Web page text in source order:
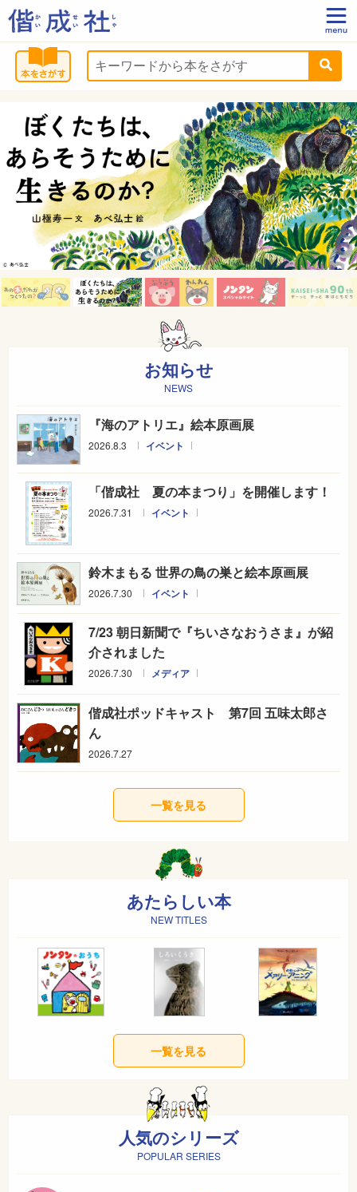
お知らせ
NEWS
『海のアトリエ』絵本原画展
2026.8.3 イベント
「偕成社 夏の本まつり」を開催します！
2026.7.31 イベント
鈴木まもる 世界の鳥の巣と絵本原画展
2026.7.30 イベント
7/23 朝日新聞で『ちいさなおうさま』が紹
介されました
2026.7.30 メディア
偕成社ポッドキャスト 第7回 五味太郎さ
ん
2026.7.27
一覧を見る
あたらしい本
NEW TITLES
一覧を見る
人気のシリーズ
POPULAR SERIES